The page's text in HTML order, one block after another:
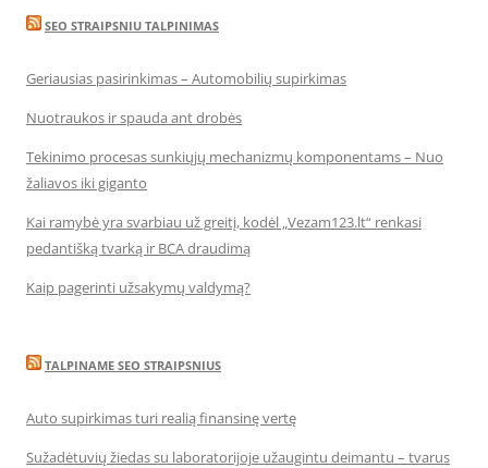
SEO STRAIPSNIU TALPINIMAS
Geriausias pasirinkimas – Automobilių supirkimas
Nuotraukos ir spauda ant drobės
Tekinimo procesas sunkiųjų mechanizmų komponentams – Nuo
žaliavos iki giganto
Kai ramybė yra svarbiau už greitį, kodėl „Vezam123.lt“ renkasi
pedantišką tvarką ir BCA draudimą
Kaip pagerinti užsakymų valdymą?
TALPINAME SEO STRAIPSNIUS
Auto supirkimas turi realią finansinę vertę
Sužadėtuvių žiedas su laboratorijoje užaugintu deimantu – tvarus